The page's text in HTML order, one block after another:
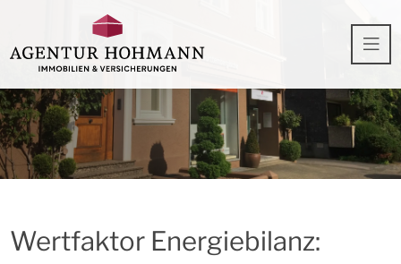
Wertfaktor Energiebilanz: